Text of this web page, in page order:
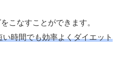
こなすことができます。
い時間でも効率よくダイエット